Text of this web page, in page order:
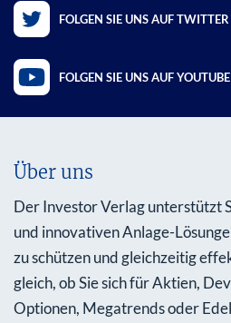
FOLGEN SIE UNS AUF TWITTER
FOLGEN SIE UNS AUF YOUTUBE
Über uns
Der Investor Verlag unterstützt
und innovativen Anlage-
zu schützen und gleichzeitig
gleich, ob Sie sich für Aktien,
Optionen, Megatrends oder